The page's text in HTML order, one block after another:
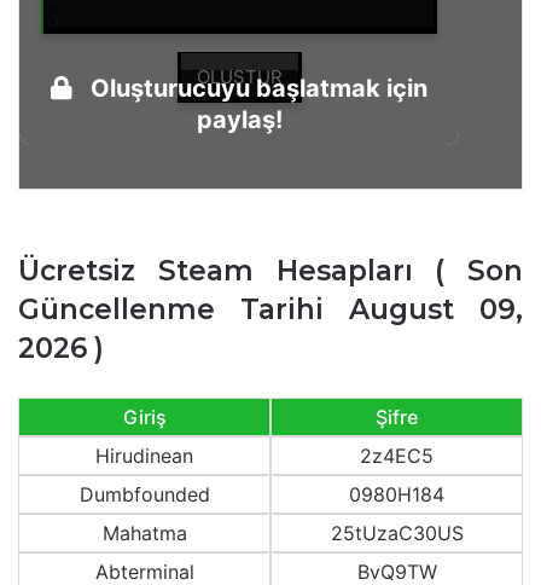
OLUŞTUR
Oluşturucuyu başlatmak için
paylaş!
Ücretsiz Steam Hesapları ( Son
Güncellenme Tarihi August 09,
2026 )
Giriş
Şifre
Hirudinean
2z4EC5
Dumbfounded
0980H184
Mahatma
25tUzaC30US
Abterminal
BvQ9TW